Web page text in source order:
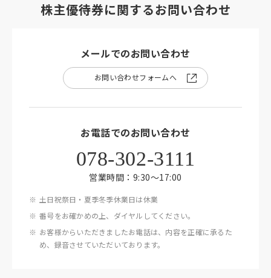
株主優待券に関するお問い合わせ
メールでのお問い合わせ
お問い合わせフォームへ
お電話でのお問い合わせ
078-302-3111
営業時間：9:30〜17:00
土日祝祭日・夏季冬季休業日は休業
番号をお確かめの上、ダイヤルしてください。
お客様からいただきましたお電話は、内容を正確に承るた
め、録音させていただいております。